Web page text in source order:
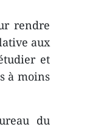
rendre
aux
et
à moins
du